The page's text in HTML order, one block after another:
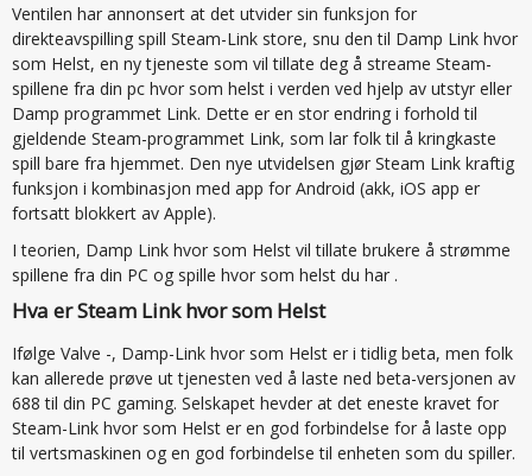
Ventilen har annonsert at det utvider sin funksjon for
direkteavspilling spill Steam-Link store, snu den til Damp Link hvor
som Helst, en ny tjeneste som vil tillate deg å streame Steam-
spillene fra din pc hvor som helst i verden ved hjelp av utstyr eller
Damp programmet Link. Dette er en stor endring i forhold til
gjeldende Steam-programmet Link, som lar folk til å kringkaste
spill bare fra hjemmet. Den nye utvidelsen gjør Steam Link kraftig
funksjon i kombinasjon med app for Android (akk, iOS app er
fortsatt blokkert av Apple).
I teorien, Damp Link hvor som Helst vil tillate brukere å strømme
spillene fra din PC og spille hvor som helst du har .
Hva er Steam Link hvor som Helst
Ifølge Valve -, Damp-Link hvor som Helst er i tidlig beta, men folk
kan allerede prøve ut tjenesten ved å laste ned beta-versjonen av
688 til din PC gaming. Selskapet hevder at det eneste kravet for
Steam-Link hvor som Helst er en god forbindelse for å laste opp
til vertsmaskinen og en god forbindelse til enheten som du spiller.